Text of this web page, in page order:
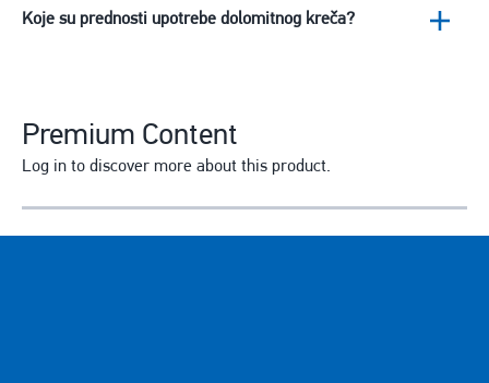
Koje su prednosti upotrebe dolomitnog kreča?
Premium Content
Log in to discover more about this product.